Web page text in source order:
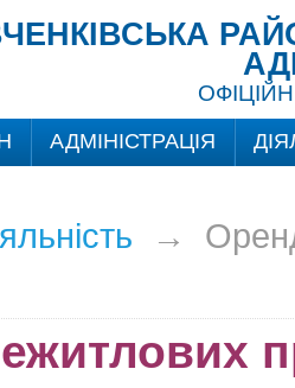
АДМІНІСТРАЦІЯ
→